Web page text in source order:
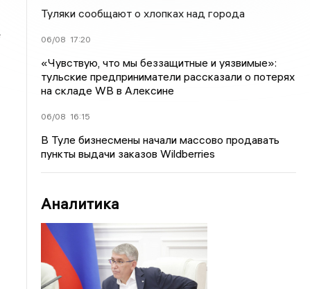
Туляки сообщают о хлопках над города
06/08 17:20
«Чувствую, что мы беззащитные и уязвимые»:
тульские предприниматели рассказали о потерях
на складе WB в Алексине
06/08 16:15
В Туле бизнесмены начали массово продавать
пункты выдачи заказов Wildberries
Аналитика